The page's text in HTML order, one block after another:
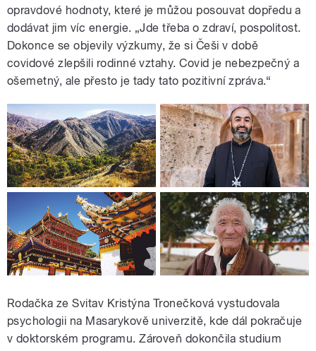
opravdové hodnoty, které je můžou posouvat dopředu a
dodávat jim víc energie. „Jde třeba o zdraví, pospolitost.
Dokonce se objevily výzkumy, že si Češi v době
covidové zlepšili rodinné vztahy. Covid je nebezpečný a
ošemetný, ale přesto je tady tato pozitivní zpráva.“
Rodačka ze Svitav Kristýna Tronečková vystudovala
psychologii na Masarykově univerzitě, kde dál pokračuje
v doktorském programu. Zároveň dokončila studium